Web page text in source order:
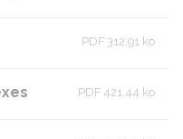
PDF 312.91 ko
PDF 421.44 ko